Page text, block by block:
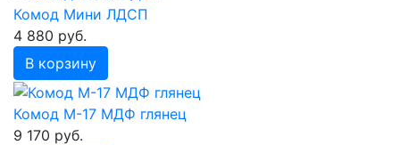
Комод Мини ЛДСП
4 880 руб.
В корзину
Комод М-17 МДФ глянец
9 170 руб.